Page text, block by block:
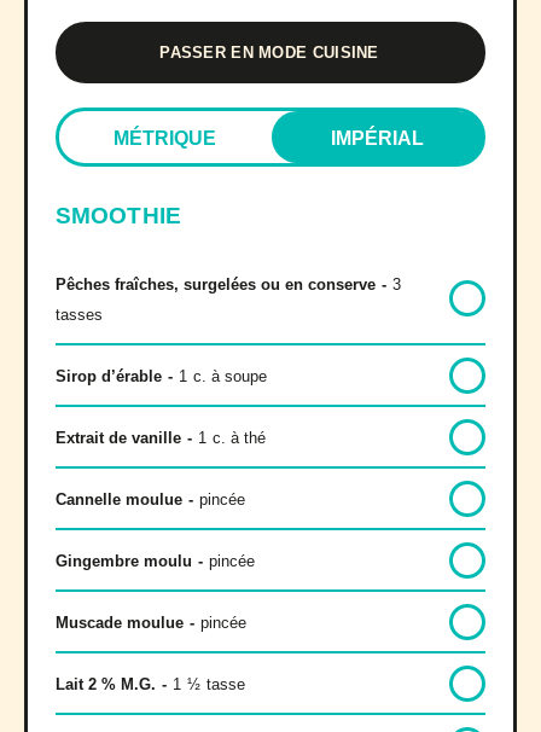
PASSER EN MODE CUISINE
MÉTRIQUE IMPÉRIAL
SMOOTHIE
Pêches fraîches, surgelées ou en conserve - 3
tasses
Sirop d’érable - 1 c. à soupe
Extrait de vanille - 1 c. à thé
Cannelle moulue - pincée
Gingembre moulu - pincée
Muscade moulue - pincée
Lait 2 % M.G. - 1 ½ tasse